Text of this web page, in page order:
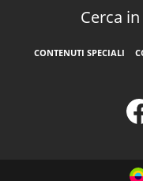
Cerca
CONTENUTI SPECIALI